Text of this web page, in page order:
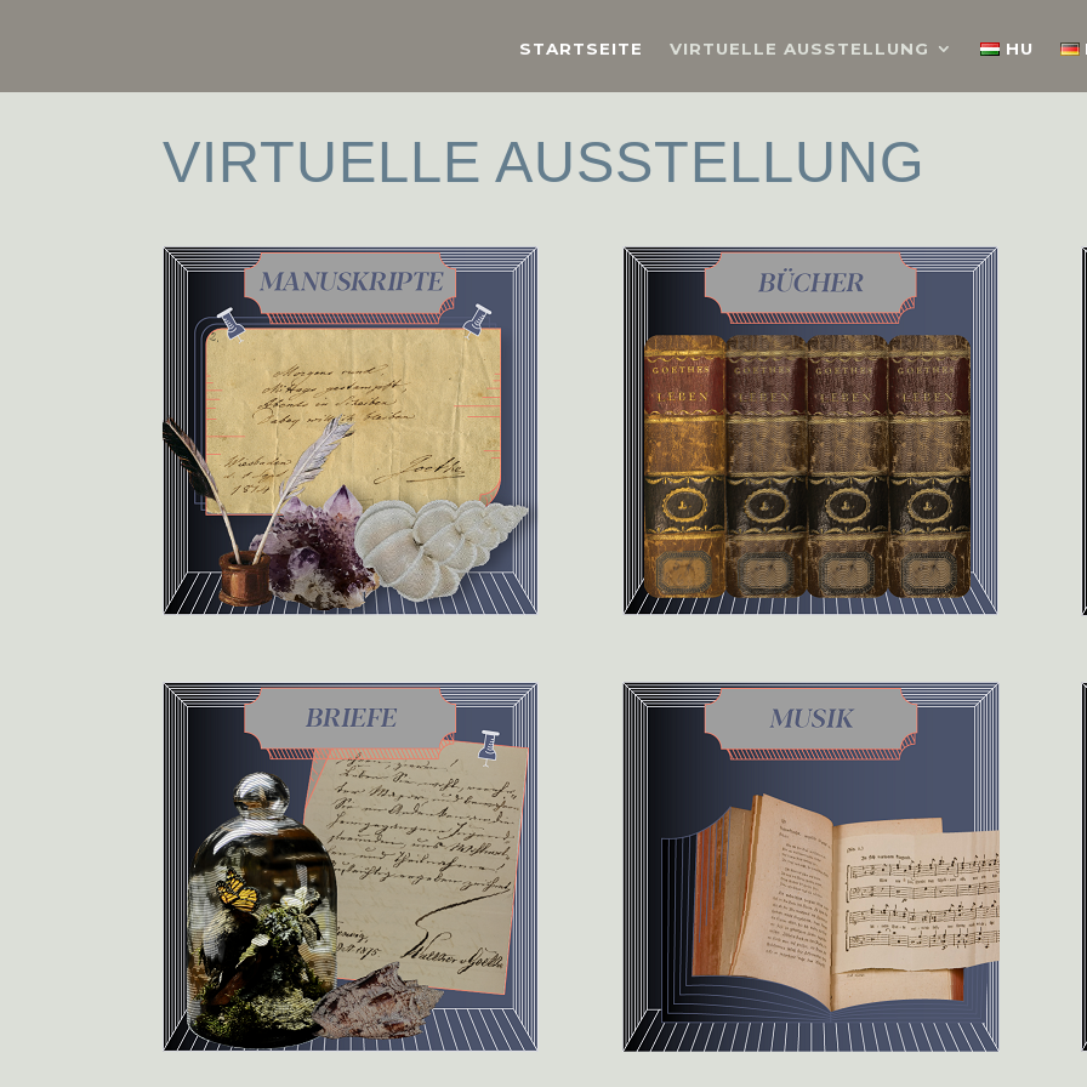
STARTSEITE VIRTUELLE AUSSTELLUNG HU
VIRTUELLE AUSSTELLUNG